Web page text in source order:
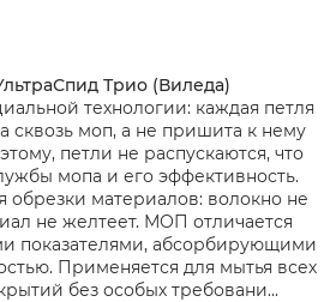
Трио (Виледа)
технологии: каждая петля
сквозь моп, а не пришита к нему
петли не распускаются, что
мопа и его эффективность.
обрезки материалов: волокно не
не желтеет. МОП отличается
показателями, абсорбирующими
Применяется для мытья всех
без особых требовани...